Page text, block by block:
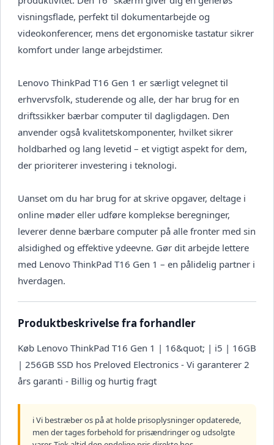
visningsflade, perfekt til dokumentarbejde og
videokonferencer, mens det ergonomiske tastatur sikrer
komfort under lange arbejdstimer.
Lenovo ThinkPad T16 Gen 1 er særligt velegnet til
erhvervsfolk, studerende og alle, der har brug for en
driftssikker bærbar computer til dagligdagen. Den
anvender også kvalitetskomponenter, hvilket sikrer
holdbarhed og lang levetid – et vigtigt aspekt for dem,
der prioriterer investering i teknologi.
Uanset om du har brug for at skrive opgaver, deltage i
online møder eller udføre komplekse beregninger,
leverer denne bærbare computer på alle fronter med sin
alsidighed og effektive ydeevne. Gør dit arbejde lettere
med Lenovo ThinkPad T16 Gen 1 – en pålidelig partner i
hverdagen.
Produktbeskrivelse fra forhandler
Køb Lenovo ThinkPad T16 Gen 1 | 16&quot; | i5 | 16GB
| 256GB SSD hos Preloved Electronics - Vi garanterer 2
års garanti - Billig og hurtig fragt
ℹ️ Vi bestræber os på at holde prisoplysninger opdaterede,
men der tages forbehold for prisændringer og udsolgte